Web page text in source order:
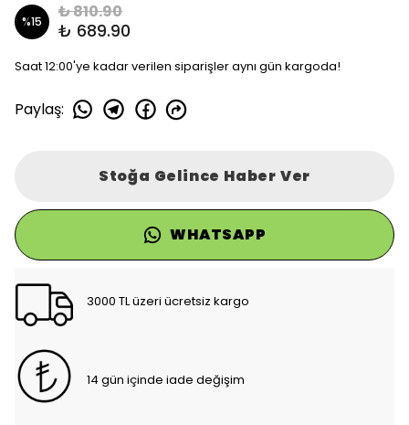
%15 ₺ 810.90
₺ 689.90
Saat 12:00'ye kadar verilen siparişler aynı gün kargoda!
Paylaş:
Stoğa Gelince Haber Ver
WHATSAPP
3000 TL üzeri ücretsiz kargo
14 gün içinde iade değişim